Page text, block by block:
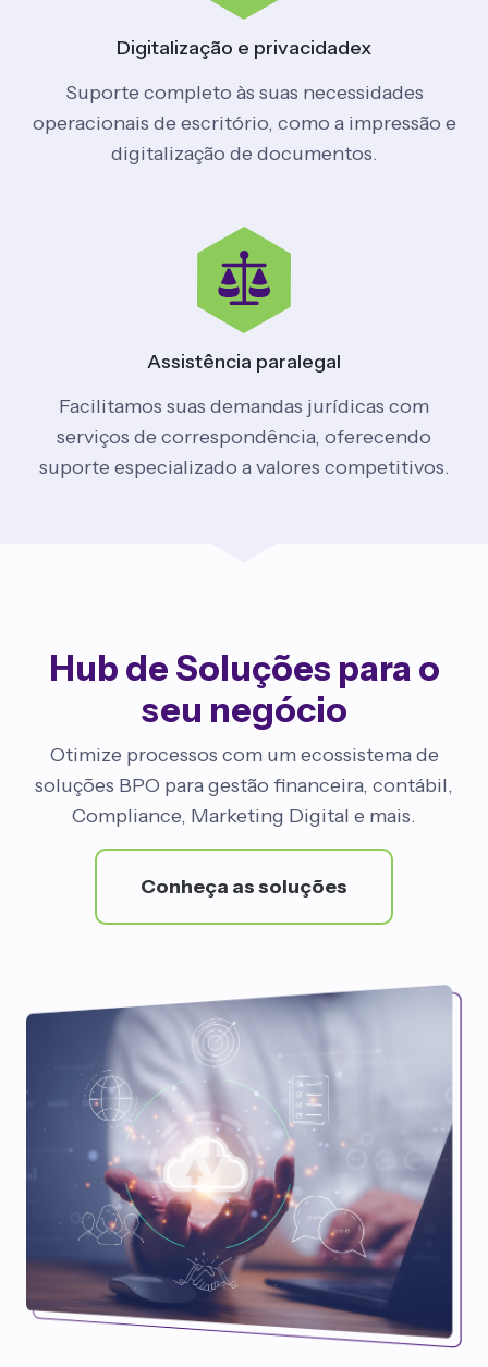
Digitalização e privacidadex
Suporte completo às suas necessidades
operacionais de escritório, como a impressão e
digitalização de documentos.
Assistência paralegal
Facilitamos suas demandas jurídicas com
serviços de correspondência, oferecendo
suporte especializado a valores competitivos.
Hub de Soluções para o
seu negócio
Otimize processos com um ecossistema de
soluções BPO para gestão financeira, contábil,
Compliance, Marketing Digital e mais.
Conheça as soluções